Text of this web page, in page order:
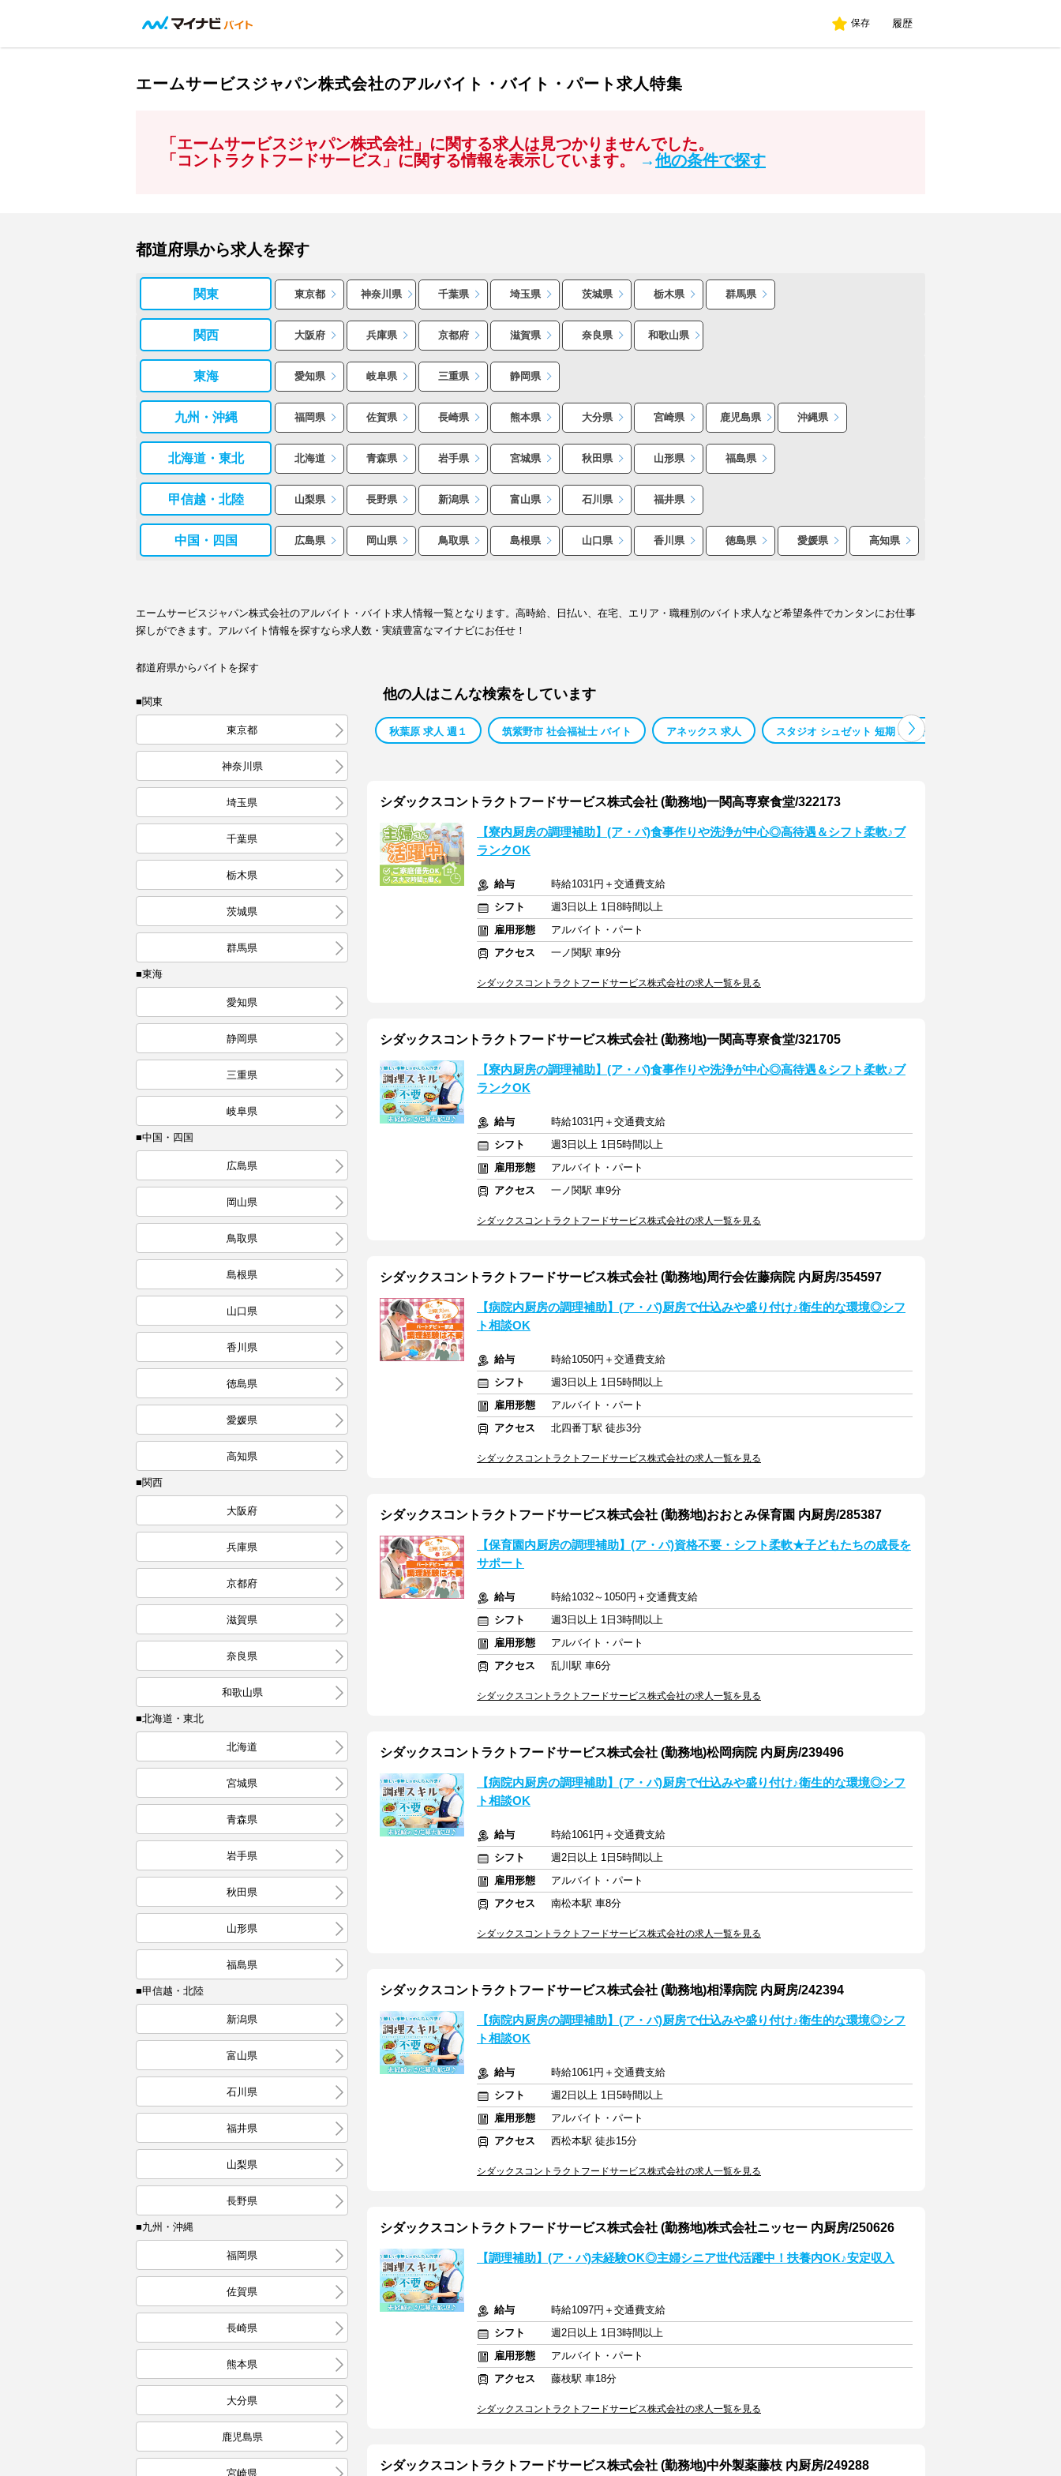
保存 履歴
エームサービスジャパン株式会社のアルバイト・バイト・パート求人特集
「エームサービスジャパン株式会社」に関する求人は見つかりませんでした。
「コントラクトフードサービス」に関する情報を表示しています。
→他の条件で探す
都道府県から求人を探す
関東 東京都 神奈川県 千葉県 埼玉県 茨城県 栃木県 群馬県
関西 大阪府 兵庫県 京都府 滋賀県 奈良県 和歌山県
東海 愛知県 岐阜県 三重県 静岡県
九州・沖縄 福岡県 佐賀県 長崎県 熊本県 大分県 宮崎県 鹿児島県 沖縄県
北海道・東北 北海道 青森県 岩手県 宮城県 秋田県 山形県 福島県
甲信越・北陸 山梨県 長野県 新潟県 富山県 石川県 福井県
中国・四国 広島県 岡山県 鳥取県 島根県 山口県 香川県 徳島県 愛媛県 高知県
エームサービスジャパン株式会社のアルバイト・バイト求人情報一覧となります。高時給、日払い、在宅、エリア・職種別のバイト求人など希望条件でカンタンにお仕事
探しができます。アルバイト情報を探すなら求人数・実績豊富なマイナビにお任せ！
都道府県からバイトを探す
■関東
東京都
神奈川県
埼玉県
千葉県
栃木県
茨城県
群馬県
■東海
愛知県
静岡県
三重県
岐阜県
■中国・四国
広島県
岡山県
鳥取県
島根県
山口県
香川県
徳島県
愛媛県
高知県
■関西
大阪府
兵庫県
京都府
滋賀県
奈良県
和歌山県
■北海道・東北
北海道
宮城県
青森県
岩手県
秋田県
山形県
福島県
■甲信越・北陸
新潟県
富山県
石川県
福井県
山梨県
長野県
■九州・沖縄
福岡県
佐賀県
長崎県
熊本県
大分県
鹿児島県
宮崎県
他の人はこんな検索をしています
秋葉原 求人 週１ 筑紫野市 社会福祉士 バイト アネックス 求人 スタジオ シュゼット 短期 バイト
シダックスコントラクトフードサービス株式会社 (勤務地)一関高専寮食堂/322173
【寮内厨房の調理補助】(ア・パ)食事作りや洗浄が中心◎高待遇＆シフト柔軟♪ブ
ランクOK
給与
時給1031円＋交通費支給
シフト
週3日以上 1日8時間以上
雇用形態
アルバイト・パート
アクセス
一ノ関駅 車9分
シダックスコントラクトフードサービス株式会社の求人一覧を見る
シダックスコントラクトフードサービス株式会社 (勤務地)一関高専寮食堂/321705
【寮内厨房の調理補助】(ア・パ)食事作りや洗浄が中心◎高待遇＆シフト柔軟♪ブ
ランクOK
給与
時給1031円＋交通費支給
シフト
週3日以上 1日5時間以上
雇用形態
アルバイト・パート
アクセス
一ノ関駅 車9分
シダックスコントラクトフードサービス株式会社の求人一覧を見る
シダックスコントラクトフードサービス株式会社 (勤務地)周行会佐藤病院 内厨房/354597
【病院内厨房の調理補助】(ア・パ)厨房で仕込みや盛り付け♪衛生的な環境◎シフ
ト相談OK
給与
時給1050円＋交通費支給
シフト
週3日以上 1日5時間以上
雇用形態
アルバイト・パート
アクセス
北四番丁駅 徒歩3分
シダックスコントラクトフードサービス株式会社の求人一覧を見る
シダックスコントラクトフードサービス株式会社 (勤務地)おおとみ保育園 内厨房/285387
【保育園内厨房の調理補助】(ア・パ)資格不要・シフト柔軟★子どもたちの成長を
サポート
給与
時給1032～1050円＋交通費支給
シフト
週3日以上 1日3時間以上
雇用形態
アルバイト・パート
アクセス
乱川駅 車6分
シダックスコントラクトフードサービス株式会社の求人一覧を見る
シダックスコントラクトフードサービス株式会社 (勤務地)松岡病院 内厨房/239496
【病院内厨房の調理補助】(ア・パ)厨房で仕込みや盛り付け♪衛生的な環境◎シフ
ト相談OK
給与
時給1061円＋交通費支給
シフト
週2日以上 1日5時間以上
雇用形態
アルバイト・パート
アクセス
南松本駅 車8分
シダックスコントラクトフードサービス株式会社の求人一覧を見る
シダックスコントラクトフードサービス株式会社 (勤務地)相澤病院 内厨房/242394
【病院内厨房の調理補助】(ア・パ)厨房で仕込みや盛り付け♪衛生的な環境◎シフ
ト相談OK
給与
時給1061円＋交通費支給
シフト
週2日以上 1日5時間以上
雇用形態
アルバイト・パート
アクセス
西松本駅 徒歩15分
シダックスコントラクトフードサービス株式会社の求人一覧を見る
シダックスコントラクトフードサービス株式会社 (勤務地)株式会社ニッセー 内厨房/250626
【調理補助】(ア・パ)未経験OK◎主婦シニア世代活躍中！扶養内OK♪安定収入
給与
時給1097円＋交通費支給
シフト
週2日以上 1日3時間以上
雇用形態
アルバイト・パート
アクセス
藤枝駅 車18分
シダックスコントラクトフードサービス株式会社の求人一覧を見る
シダックスコントラクトフードサービス株式会社 (勤務地)中外製薬藤枝 内厨房/249288